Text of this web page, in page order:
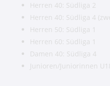
Herren 40: Südliga 2
Herren 40: Südliga 4
Herren 50: Südliga 1
Herren 60: Südliga 1
Damen 40: Südliga 4
Junioren/Juniorinnen